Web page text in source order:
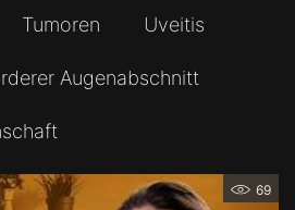
Tumoren Uveitis
Augenabschnitt
69